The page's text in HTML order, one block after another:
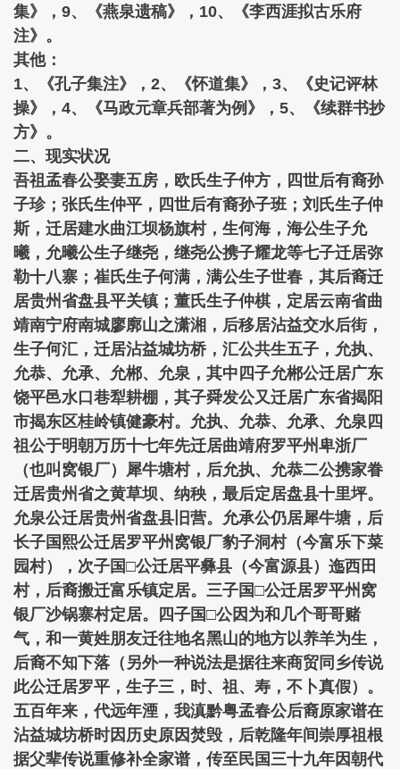
集》，9、《燕泉遗稿》，10、《李西涯拟古乐府
注》。
其他：
1、《孔子集注》，2、《怀道集》，3、《史记评林
操》，4、《马政元章兵部著为例》，5、《续群书抄
方》。
二、现实状况
吾祖孟春公娶妻五房，欧氏生子仲方，四世后有裔孙
子珍；张氏生仲平，四世后有裔孙子班；刘氏生子仲
斯，迁居建水曲江坝杨旗村，生何海，海公生子允
曦，允曦公生子继尧，继尧公携子耀龙等七子迁居弥
勒十八寨；崔氏生子何满，满公生子世春，其后裔迁
居贵州省盘县平关镇；董氏生子仲棋，定居云南省曲
靖南宁府南城廖廓山之潇湘，后移居沾益交水后街，
生子何汇，迁居沾益城坊桥，汇公共生五子，允执、
允恭、允承、允郴、允泉，其中四子允郴公迁居广东
饶平邑水口巷犁耕棚，其子舜发公又迁居广东省揭阳
市揭东区桂岭镇健豪村。允执、允恭、允承、允泉四
祖公于明朝万历十七年先迁居曲靖府罗平州卑浙厂
（也叫窝银厂）犀牛塘村，后允执、允恭二公携家眷
迁居贵州省之黄草坝、纳秧，最后定居盘县十里坪。
允泉公迁居贵州省盘县旧营。允承公仍居犀牛塘，后
长子国熙公迁居罗平州窝银厂豹子洞村（今富乐下菜
园村），次子国□公迁居平彝县（今富源县）迤西田
村，后裔搬迁富乐镇定居。三子国□公迁居罗平州窝
银厂沙锅寨村定居。四子国□公因为和几个哥哥赌
气，和一黄姓朋友迁往地名黑山的地方以养羊为生，
后裔不知下落（另外一种说法是据往来商贸同乡传说
此公迁居罗平，生子三，时、祖、寿，不卜真假）。
五百年来，代远年湮，我滇黔粤孟春公后裔原家谱在
沾益城坊桥时因历史原因焚毁，后乾隆年间崇厚祖根
据父辈传说重修补全家谱，传至民国三十九年因朝代